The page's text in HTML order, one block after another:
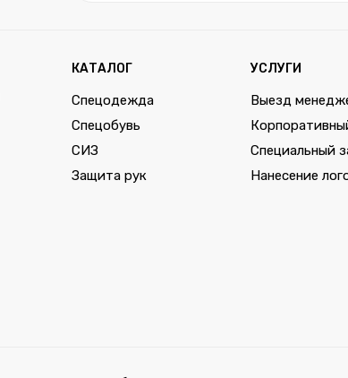
КАТАЛОГ
Спецодежда
Спецобувь
СИЗ
Защита рук
УСЛУГИ
Выезд
Специальный
Нанесение